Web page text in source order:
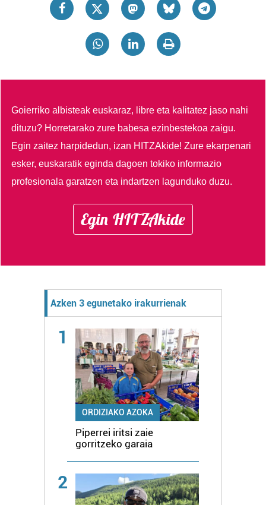
Goierriko albisteak euskaraz, libre eta kalitatez jaso nahi
dituzu? Horretarako zure babesa ezinbestekoa zaigu.
Egin zaitez harpidedun, izan HITZAkide!Zure ekarpenari
esker, euskaratik eginda dagoen tokiko informazio
profesionala garatzen eta indartzen lagunduko duzu.
Egin HITZAkide
Azken 3 egunetako irakurrienak
1
ORDIZIAKO AZOKA
Piperrei iritsi zaie
gorritzeko garaia
2